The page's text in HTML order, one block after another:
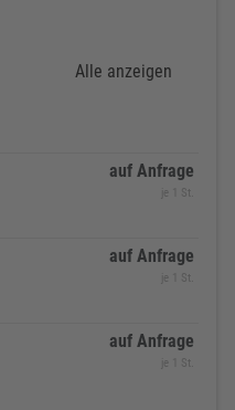
Alle anzeigen
auf Anfrage
je 1 St.
auf Anfrage
je 1 St.
auf Anfrage
je 1 St.